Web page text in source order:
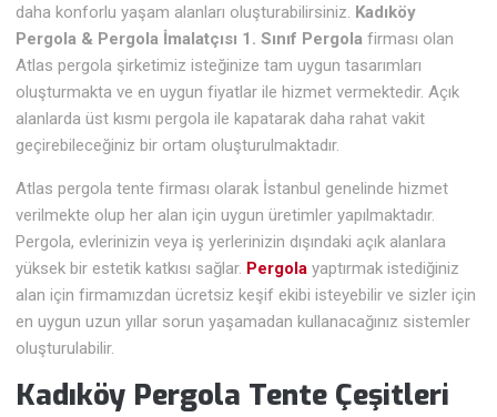
daha konforlu yaşam alanları oluşturabilirsiniz. Kadıköy
Pergola & Pergola İmalatçısı 1. Sınıf Pergola firması olan
Atlas pergola şirketimiz isteğinize tam uygun tasarımları
oluşturmakta ve en uygun fiyatlar ile hizmet vermektedir. Açık
alanlarda üst kısmı pergola ile kapatarak daha rahat vakit
geçirebileceğiniz bir ortam oluşturulmaktadır.
Atlas pergola tente firması olarak İstanbul genelinde hizmet
verilmekte olup her alan için uygun üretimler yapılmaktadır.
Pergola, evlerinizin veya iş yerlerinizin dışındaki açık alanlara
yüksek bir estetik katkısı sağlar. Pergola yaptırmak istediğiniz
alan için firmamızdan ücretsiz keşif ekibi isteyebilir ve sizler için
en uygun uzun yıllar sorun yaşamadan kullanacağınız sistemler
oluşturulabilir.
Kadıköy Pergola Tente Çeşitleri